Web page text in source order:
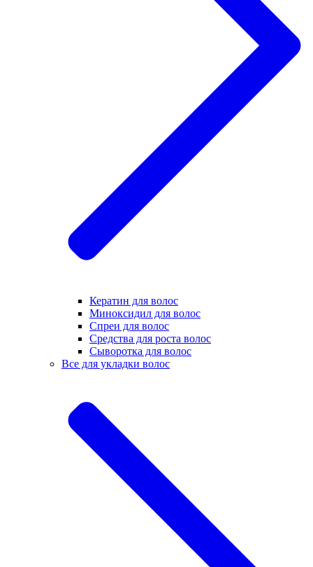
Кератин для волос
Миноксидил для волос
Спреи для волос
Средства для роста волос
Сыворотка для волос
Все для укладки волос